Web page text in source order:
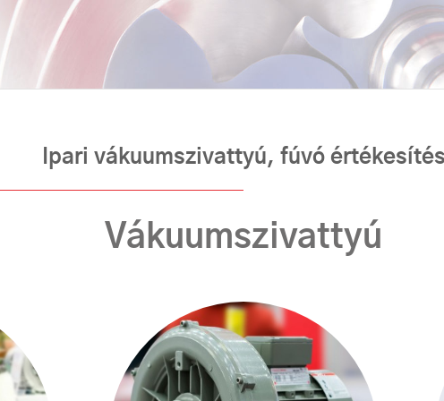
Ipari vákuumszivattyú, fúvó
Vákuumszivattyú